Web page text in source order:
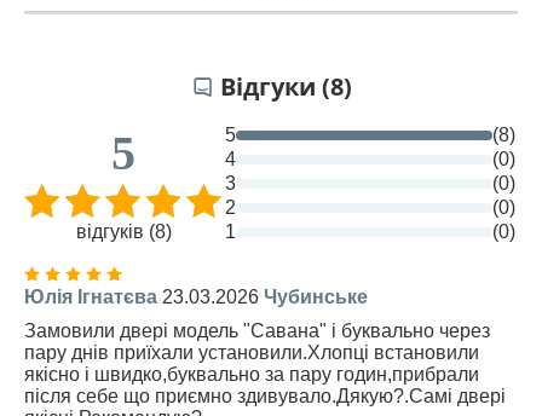
Відгуки (8)
5
відгуків (8)
5
(8)
4
(0)
3
(0)
2
(0)
1
(0)
Юлія Ігнатєва 23.03.2026 Чубинське
Замовили двері модель "Савана" і буквально через
пару днів приїхали установили.Хлопці встановили
якісно і швидко,буквально за пару годин,прибрали
після себе що приємно здивувало.Дякую?.Самі двері